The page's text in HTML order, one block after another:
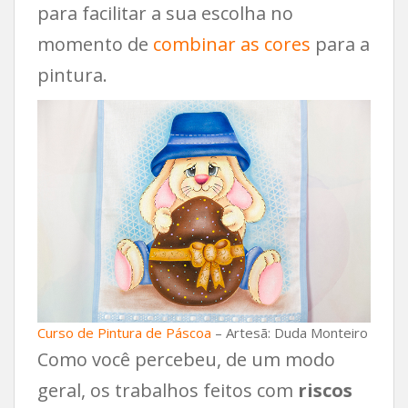
para facilitar a sua escolha no
momento de combinar as cores para a
pintura.
Curso de Pintura de Páscoa – Artesã: Duda Monteiro
Como você percebeu, de um modo
geral, os trabalhos feitos com riscos